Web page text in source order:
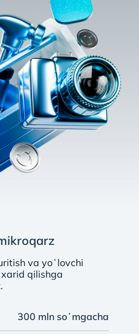
va yoʻlovchi
qilishga
300 mln soʻmgacha